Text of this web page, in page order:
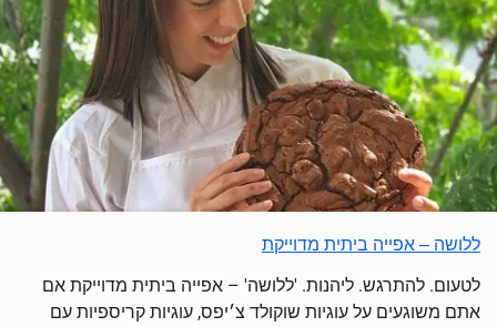
ללושה – אפייה ביתית מדוייקת
לטעום. להתרגש. ליהנות. 'ללושה' – אפייה ביתית מדוייקת אם
אתם משוגעים על עוגיות שוקולד צ׳יפס, עוגיות קריספיות עם